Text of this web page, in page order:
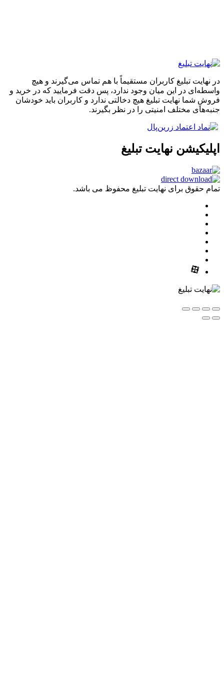
تبلیغ کاربران مستقیماً با هم تماس می‌گیرند و هیچ
در این میان وجود ندارد، پس دقت فرمایید که در خرید و
نهایت تبلیغ هیچ دخالتی ندارد و کاربران باید خودشان
مختلف امنیتی را در نظر بگیرند.
نهایت تبلیغ
برای نهایت تبلیغ محفوظ می باشد.